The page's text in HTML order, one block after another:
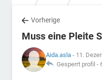
Vorherige
Muss eine Pleite
Aida.asla - 11.
Gesperrt profil -